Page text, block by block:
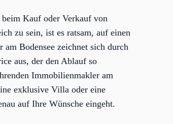
Kauf oder Verkauf von
zu sein, ist es ratsam, auf einen
Bodensee zeichnet sich durch
aus, der den Ablauf so
Immobilienmakler am
exklusive Villa oder eine
auf Ihre Wünsche eingeht.